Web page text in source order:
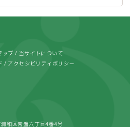
ップ 当サイトについて
アクセシビリティポリシー
和区常盤六丁目4番4号